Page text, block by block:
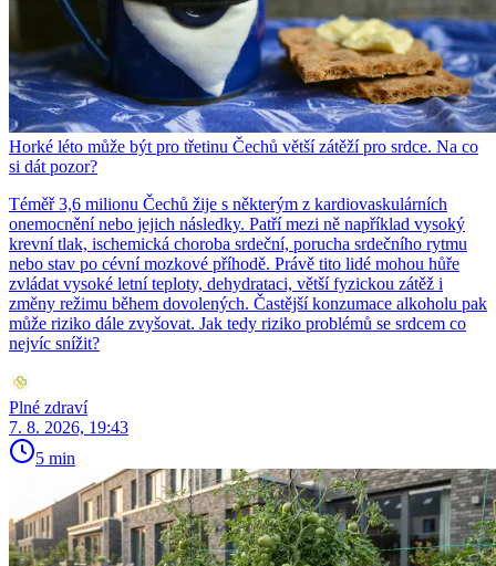
Horké léto může být pro třetinu Čechů větší zátěží pro srdce. Na co
si dát pozor?
Téměř 3,6 milionu Čechů žije s některým z kardiovaskulárních
onemocnění nebo jejich následky. Patří mezi ně například vysoký
krevní tlak, ischemická choroba srdeční, porucha srdečního rytmu
nebo stav po cévní mozkové příhodě. Právě tito lidé mohou hůře
zvládat vysoké letní teploty, dehydrataci, větší fyzickou zátěž i
změny režimu během dovolených. Častější konzumace alkoholu pak
může riziko dále zvyšovat. Jak tedy riziko problémů se srdcem co
nejvíc snížit?
Plné zdraví
7. 8. 2026, 19:43
5 min